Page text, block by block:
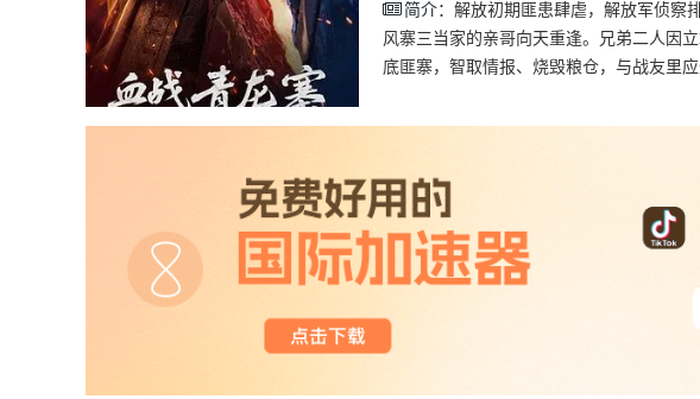
简介： 解放初期匪患肆虐，解放军侦察
风寨三当家的亲哥向天重逢。兄弟二人因
底匪寨，智取情报、烧毁粮仓，与战友里